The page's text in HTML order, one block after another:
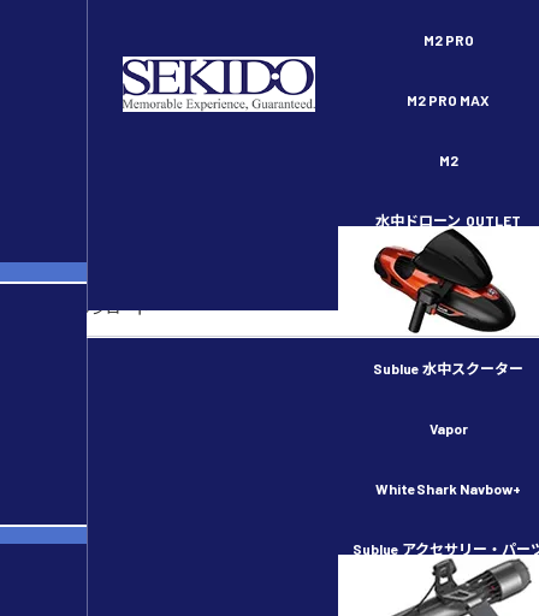
M2 PRO
M2 PRO MAX
M2
水中ドローン OUTLET
Sublue 水中スクーター
Vapor
WhiteShark Navbow+
Sublue アクセサリー・パー
DJI関連ダウンロード